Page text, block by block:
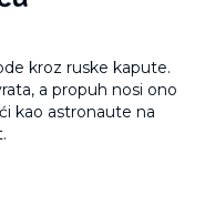
kroz ruske kapute.
a propuh nosi ono
kao astronaute na